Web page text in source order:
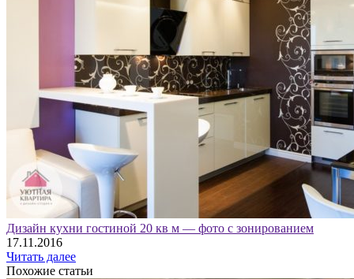
Дизайн кухни гостиной 20 кв м — фото с зонированием
17.11.2016
Читать далее
Похожие статьи